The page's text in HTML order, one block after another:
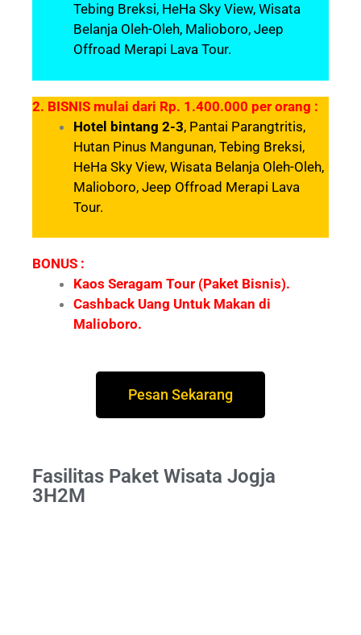
Tebing Breksi, HeHa Sky View, Wisata
Belanja Oleh-Oleh, Malioboro, Jeep
Offroad Merapi Lava Tour.
2. BISNIS mulai dari Rp. 1.400.000 per orang :
Hotel bintang 2-3, Pantai Parangtritis,
Hutan Pinus Mangunan, Tebing Breksi,
HeHa Sky View, Wisata Belanja Oleh-Oleh,
Malioboro, Jeep Offroad Merapi Lava
Tour.
BONUS :
Kaos Seragam Tour (Paket Bisnis).
Cashback Uang Untuk Makan di
Malioboro.
Pesan Sekarang
Fasilitas Paket Wisata Jogja
3H2M